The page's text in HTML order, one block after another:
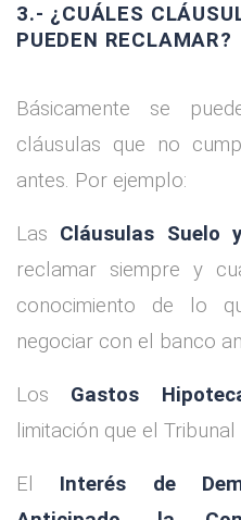
3.- ¿CUÁLES
PUEDEN RECLAMAR?
Básicamente se
cláusulas que no
antes. Por ejemplo:
Las Cláusulas Suelo
reclamar siempre y
conocimiento de lo
negociar con el banco
Los Gastos
limitación que el
El Interés de